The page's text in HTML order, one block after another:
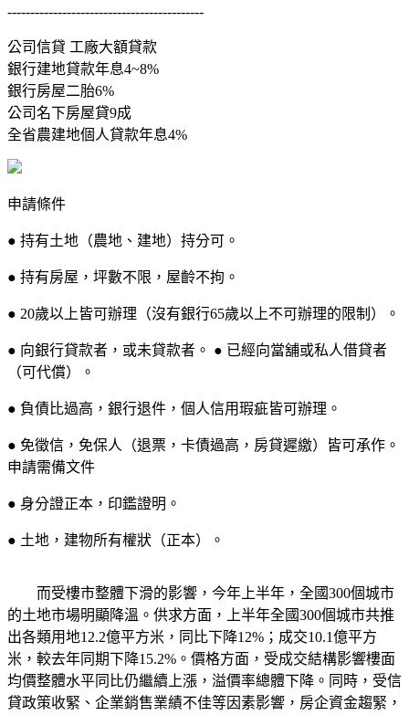
-------------------------------------------
公司信貸 工廠大額貸款
銀行建地貸款年息4~8%
銀行房屋二胎6%
公司名下房屋貸9成
全省農建地個人貸款年息4%
申請條件
● 持有土地（農地、建地）持分可。
● 持有房屋，坪數不限，屋齡不拘。
● 20歲以上皆可辦理（沒有銀行65歲以上不可辦理的限制）。
● 向銀行貸款者，或未貸款者。 ● 已經向當舖或私人借貸者
（可代償）。
● 負債比過高，銀行退件，個人信用瑕疵皆可辦理。
● 免徵信，免保人（退票，卡債過高，房貸遲繳）皆可承作。
申請需備文件
● 身分證正本，印鑑證明。
● 土地，建物所有權狀（正本）。
而受樓市整體下滑的影響，今年上半年，全國300個城市
的土地市場明顯降溫。供求方面，上半年全國300個城市共推
出各類用地12.2億平方米，同比下降12%；成交10.1億平方
米，較去年同期下降15.2%。價格方面，受成交結構影響樓面
均價整體水平同比仍繼續上漲，溢價率總體下降。同時，受信
貸政策收緊、企業銷售業績不佳等因素影響，房企資金趨緊，